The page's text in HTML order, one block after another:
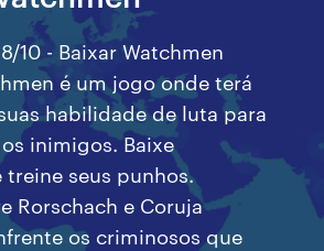
8/10 - Baixar Watchmen
é um jogo onde terá
habilidade de luta para
inimigos. Baixe
treine seus punhos.
Rorschach e Coruja
os criminosos que